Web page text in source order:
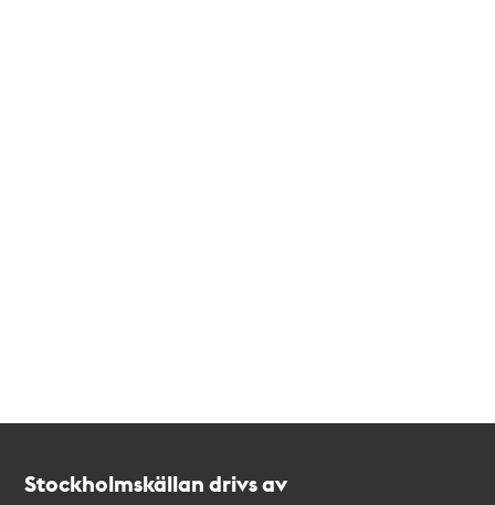
Stockholmskällan drivs av